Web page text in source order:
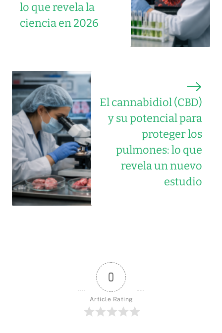
lo que revela la
ciencia en 2026
El cannabidiol (CBD)
y su potencial para
proteger los
pulmones: lo que
revela un nuevo
estudio
0
Article Rating